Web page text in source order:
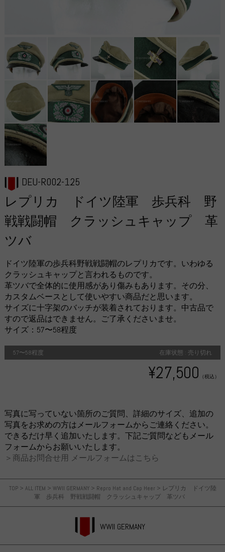
TOP> ALL ITEM > WWII GERMANY> Repro Hat and Cap Heer > レプリカ ドイツ陸
軍 歩兵科 野戦戦闘帽 クラッシュキャップ 革ツバ
WWII GERMANY
DEU-R002-125
レプリカ ドイツ陸軍 歩兵科 野
戦戦闘帽 クラッシュキャップ 革
ツバ
ドイツ陸軍の歩兵科野戦戦闘帽のレプリカです。いわゆる
クラッシュキャップと言われるものです。
革ツバで全体的に使用感があり傷みもあります。その分、
カスタムベースとして使いやすい商品だと思います。
サイズに十字架のバッチが装着されております。中古品で
すので返品はできません。ご了承くださいませ。
サイズ：57〜58程度
57〜58程度 在庫状態 : 売り切れ
¥27,500 （税込）
写真に写っていない箇所のご質問、詳細のサイズ、追加の
写真をお求めの方はメールフォームからご連絡ください。
できるだけ早く追加いたします。下記ご質問などもメール
フォームからお願いいたします。
＞商品お問合せ用 メールフォームはこちら